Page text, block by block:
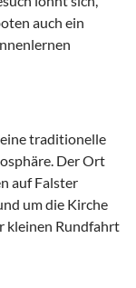
auch ein
traditionelle
Der Ort
auf Falster
um die Kirche
kleinen Rundfahrt